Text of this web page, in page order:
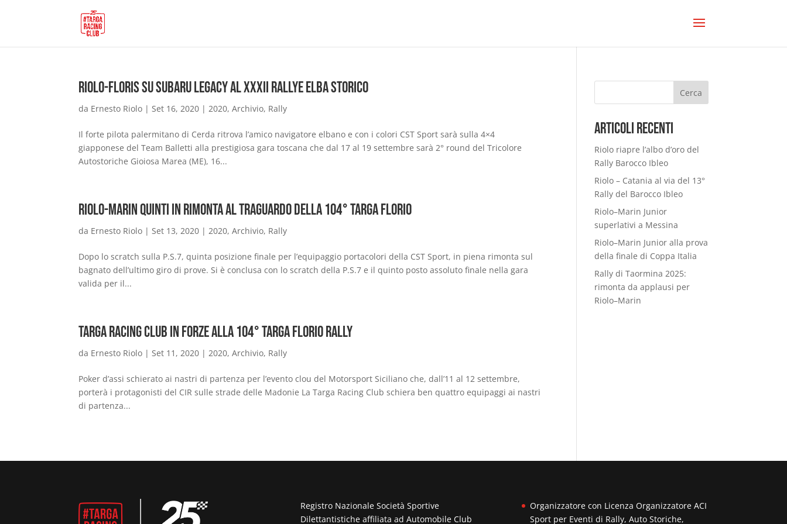
Riolo-Floris su Subaru Legacy al XXXII Rallye Elba Storico
da Ernesto Riolo |Set 16, 2020 |2020,Archivio, Rally
Il forte pilota palermitano di Cerda ritrova l’amico navigatore elbano e con i colori CST Sport sarà sulla 4×4
giapponese del Team Balletti alla prestigiosa gara toscana che dal 17 al 19 settembre sarà 2° round del Tricolore
Autostoriche Gioiosa Marea (ME), 16...
Riolo-Marin quinti in rimonta al traguardo della 104° Targa Florio
da Ernesto Riolo |Set 13, 2020 |2020,Archivio, Rally
Dopo lo scratch sulla P.S.7, quinta posizione finale per l’equipaggio portacolori della CST Sport, in piena rimonta sul
bagnato dell’ultimo giro di prove. Si è conclusa con lo scratch della P.S.7 e il quinto posto assoluto finale nella gara
valida per il...
Targa Racing Club in forze alla 104° Targa Florio Rally
da Ernesto Riolo |Set 11, 2020 |2020,Archivio, Rally
Poker d’assi schierato ai nastri di partenza per l’evento clou del Motorsport Siciliano che, dall’11 al 12 settembre,
porterà i protagonisti del CIR sulle strade delle Madonie La Targa Racing Club schiera ben quattro equipaggi ai nastri
di partenza...
Cerca
Articoli Recenti
Riolo riapre l’albo d’oro del
Rally Barocco Ibleo
Riolo – Catania al via del 13°
Rally del Barocco Ibleo
Riolo–Marin Junior
superlativi a Messina
Riolo–Marin Junior alla prova
della finale di Coppa Italia
Rally di Taormina 2025:
rimonta da applausi per
Riolo–Marin
Registro Nazionale Società Sportive
Dilettantistiche affiliata ad Automobile Club
Organizzatore con Licenza Organizzatore ACI
Sport per Eventi di Rally, Auto Storiche,